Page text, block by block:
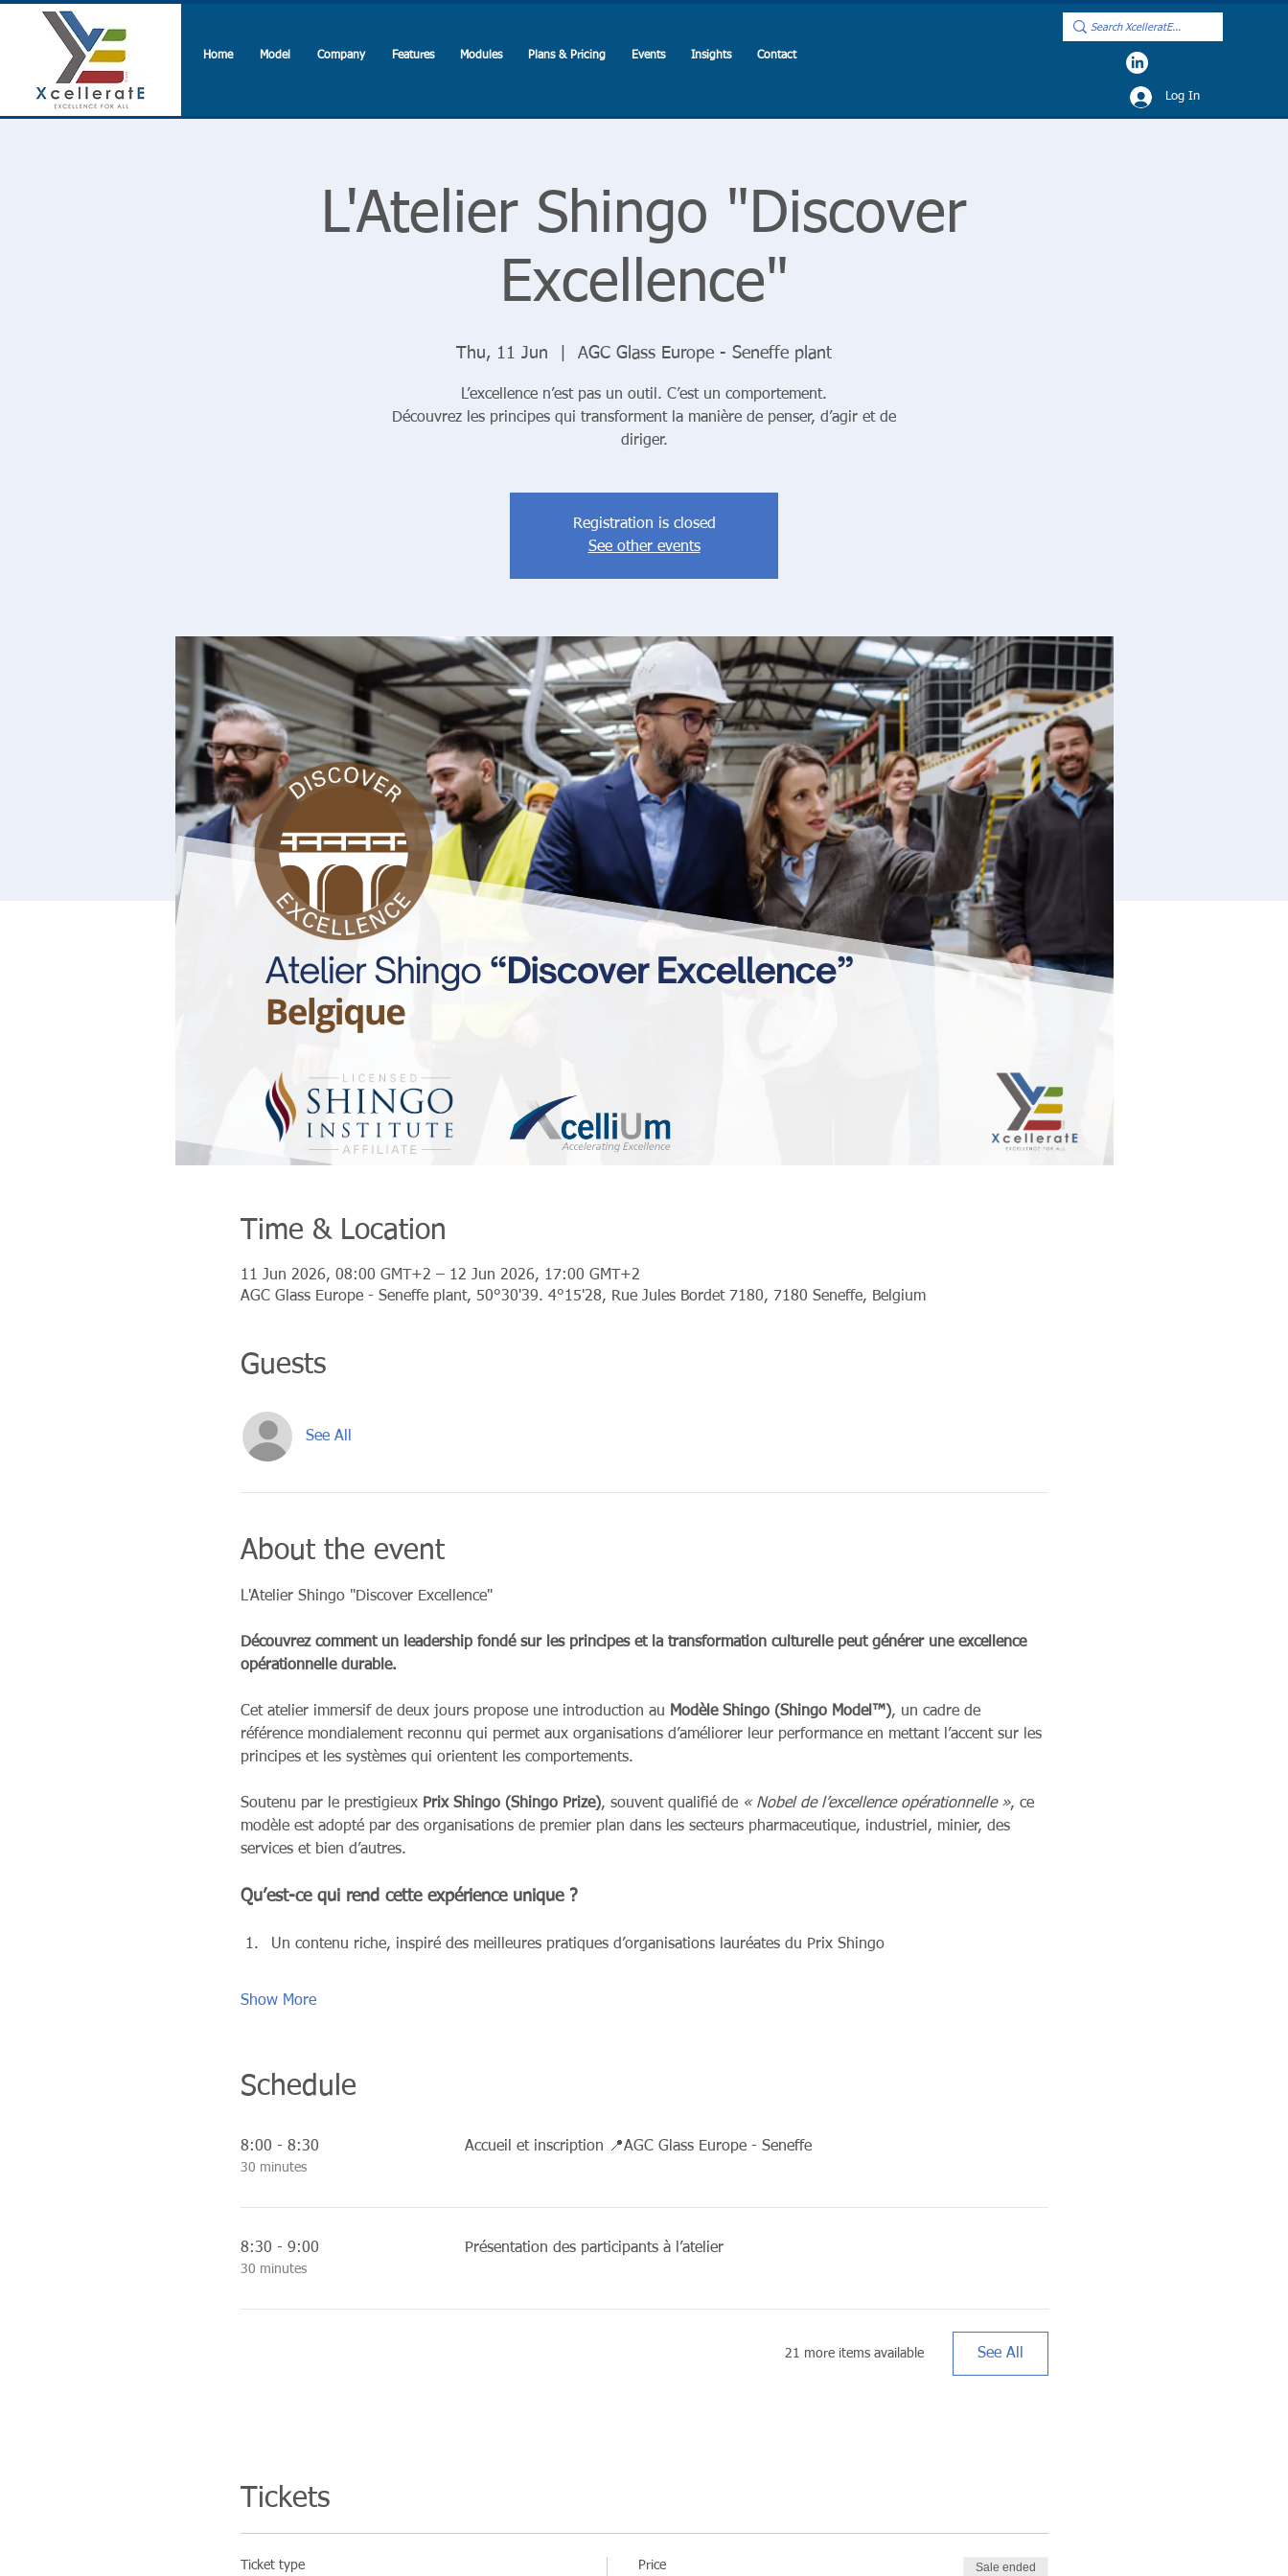
Home Model Company Features Modules Plans & Pricing Events Insights Contact
Log In
L'Atelier Shingo "Discover
Excellence"
Thu, 11 Jun AGC Glass Europe - Seneffe plant
L’excellence n’est pas un outil. C’est un comportement.
Découvrez les principes qui transforment la manière de penser, d’agir et de
diriger.
Registration is closed
See other events
Time & Location
11 Jun 2026, 08:00 GMT+2 – 12 Jun 2026, 17:00 GMT+2
AGC Glass Europe - Seneffe plant, 50°30'39. 4°15'28, Rue Jules Bordet 7180, 7180 Seneffe, Belgium
Guests
See All
About the event
L'Atelier Shingo "Discover Excellence"
Découvrez comment un leadership fondé sur les principes et la transformation culturelle peut générer une excellence
opérationnelle durable.
Cet atelier immersif de deux jours propose une introduction au Modèle Shingo (Shingo Model™), un cadre de
référence mondialement reconnu qui permet aux organisations d’améliorer leur performance en mettant l’accent sur les
principes et les systèmes qui orientent les comportements.
Soutenu par le prestigieux Prix Shingo (Shingo Prize), souvent qualifié de « Nobel de l’excellence opérationnelle », ce
modèle est adopté par des organisations de premier plan dans les secteurs pharmaceutique, industriel, minier, des
services et bien d’autres.
Qu’est-ce qui rend cette expérience unique ?
Un contenu riche, inspiré des meilleures pratiques d’organisations lauréates du Prix Shingo
Show More
Schedule
8:00 - 8:30
30 minutes
Accueil et inscription 📍AGC Glass Europe - Seneffe
8:30 - 9:00
30 minutes
Présentation des participants à l’atelier
21 more items available See All
Tickets
Ticket type Price Sale ended